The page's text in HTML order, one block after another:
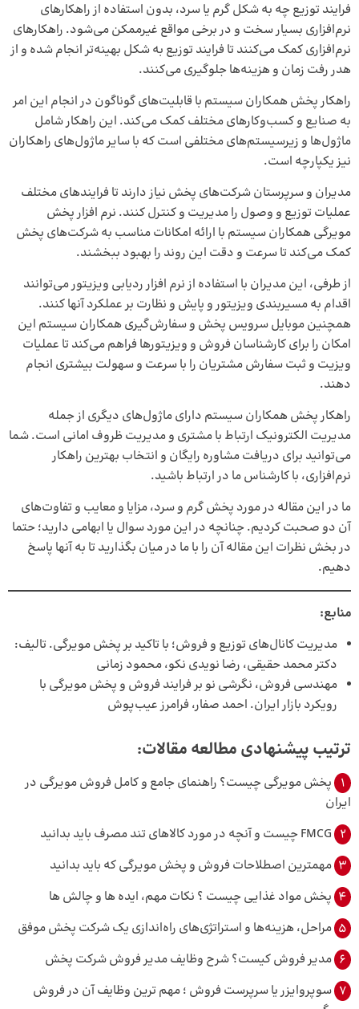
فرایند توزیع چه به شکل گرم یا سرد، بدون استفاده از راهکارهای
نرم‌افزاری بسیار سخت و در برخی مواقع غیرممکن می‌شود. راهکارهای
نرم‌افزاری کمک می‌کنند تا فرایند توزیع به شکل بهینه‌تر انجام شده و از
هدر رفت زمان و هزینه‌ها جلوگیری می‌کنند.
راهکار پخش همکاران سیستم با قابلیت‌های گوناگون در انجام این امر
به صنایع و کسب‌وکارهای مختلف کمک می‌کند. این راهکار شامل
ماژول‌ها و زیرسیستم‌های مختلفی است که با سایر ماژول‌های راهکاران
نیز یکپارچه است.
مدیران و سرپرستان شرکت‌های پخش نیاز دارند تا فرایندهای مختلف
عملیات توزیع و وصول را مدیریت و کنترل کنند. نرم افزار پخش
مویرگی همکاران سیستم با ارائه امکانات مناسب به شرکت‌های پخش
کمک می‌کند تا سرعت و دقت این روند را بهبود ببخشند.
از طرفی، این مدیران با استفاده ازنرم افزار ردیابی ویزیتورمی‌توانند
اقدام به مسیربندی ویزیتور و پایش و نظارت بر عملکرد آنها کنند.
همچنین موبایل سرویس پخش و سفارش‌گیری همکاران سیستم این
امکان را برای کارشناسان فروش و ویزیتورها فراهم می‌کند تا عملیات
ویزیت و ثبت سفارش مشتریان را با سرعت و سهولت بیشتری انجام
دهند.
راهکار پخش همکاران سیستم دارای ماژول‌های دیگری از جمله
مدیریت الکترونیک ارتباط با مشتری و مدیریت ظروف امانی است. شما
می‌توانید برای دریافت مشاوره رایگان و انتخاب بهترین راهکار
نرم‌افزاری، با کارشناس ما در ارتباط باشید.
ما در این مقاله در مورد پخش گرم و سرد، مزایا و معایب و تفاوت‌های
آن دو صحبت کردیم. چنانچه در این مورد سوال یا ابهامی دارید؛ حتما
در بخش نظرات این مقاله آن را با ما در میان بگذارید تا به آنها پاسخ
دهیم.
منابع:
مدیریت کانال‌های توزیع و فروش؛ با تاکید بر پخش مویرگی. تالیف:
دکتر محمد حقیقی، رضا نویدی نکو، محمود زمانی
مهندسی فروش، نگرشی نو بر فرایند فروش و پخش مویرگی با
رویکرد بازار ایران. احمد صفار، فرامرز عیب‌پوش
ترتیب پیشنهادی مطالعه مقالات:
1 پخش مویرگی چیست؟ راهنمای جامع و کامل فروش مویرگی در
ایران
2
3 مهمترین اصطلاحات فروش و پخش مویرگی که باید بدانید
4 پخش مواد غذایی چیست ؟ نکات مهم، ایده ها و چالش ها
5 مراحل، هزینه‌ها و استراتژی‌های راه‌اندازی یک شرکت پخش موفق
6 مدیر فروش کیست؟ شرح وظایف مدیر فروش شرکت پخش
7 سوپروایزر یا سرپرست فروش ؛ مهم ترین وظایف آن در فروش